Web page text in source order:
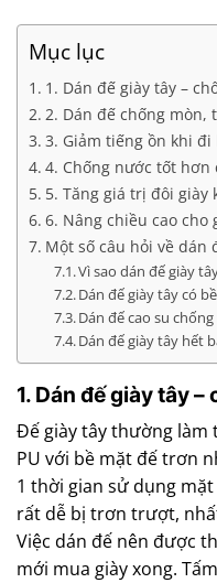
Mục lục
1. Dán đế giày tây –
2. Dán đế chống mòn,
3. Giảm tiếng ồn khi đi
4. Chống nước tốt hơn
5. Tăng giá trị đôi giày
6. Nâng chiều cao cho
Một số câu hỏi về dán
Vì sao dán đế giày
Dán đế giày tây có
Dán đế cao su
Dán đế giày tây hết
1. Dán đế giày tây
Đế giày tây thường làm
PU với bề mặt đế trơn
1 thời gian sử dụng
rất dễ bị trơn trượt,
Việc dán đế nên được
mới mua giày xong.